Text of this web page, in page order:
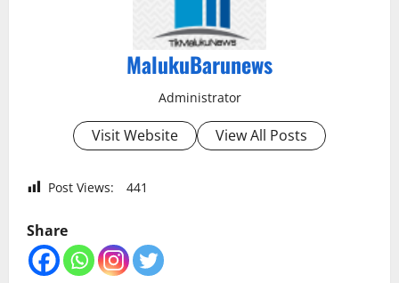
MalukuBarunews
Administrator
Visit Website View All Posts
Post Views: 441
Share